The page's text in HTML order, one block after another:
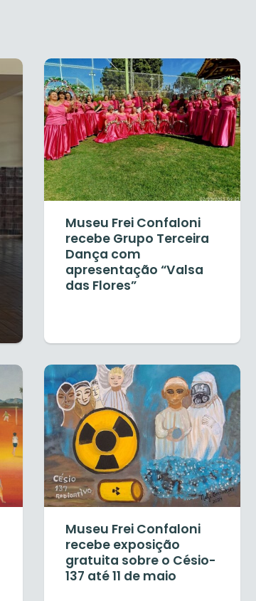
Museu Frei Confaloni
recebe Grupo Terceira
Dança com
apresentação “Valsa
das Flores”
Museu Frei Confaloni
recebe exposição
gratuita sobre o Césio-
137 até 11 de maio